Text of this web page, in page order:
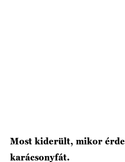
Most kiderült, mikor
karácsonyfát.